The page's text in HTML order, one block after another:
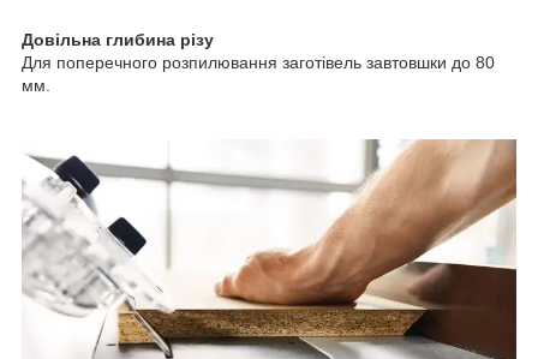
Довільна глибина різу
Для поперечного розпилювання заготівель завтовшки до 80
мм.